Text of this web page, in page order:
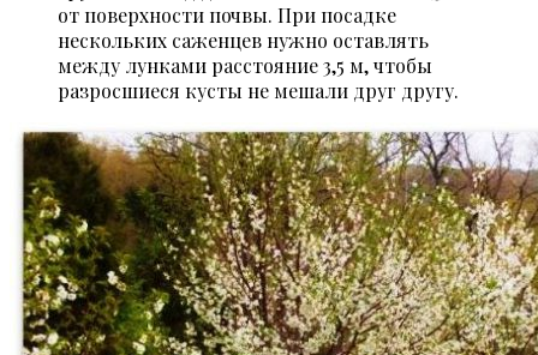
от поверхности почвы. При посадке
нескольких саженцев нужно оставлять
между лунками расстояние 3,5 м, чтобы
разросшиеся кусты не мешали друг другу.